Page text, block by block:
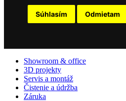
Súhlasím Odmietam
Showroom & office
3D projekty
Servis a montáž
Čistenie a údržba
Záruka